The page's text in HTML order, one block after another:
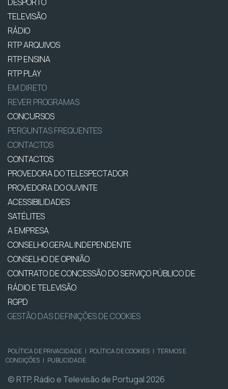
TELEVISÃO
RÁDIO
RTP ARQUIVOS
RTP ENSINA
RTP PLAY
EM DIRETO
REVER PROGRAMAS
CONCURSOS
PERGUNTAS FREQUENTES
CONTACTOS
CONTACTOS
PROVEDORA DO TELESPECTADOR
PROVEDORA DO OUVINTE
ACESSIBILIDADES
SATÉLITES
A EMPRESA
CONSELHO GERAL INDEPENDENTE
CONSELHO DE OPINIÃO
CONTRATO DE CONCESSÃO DO SERVIÇO PÚBLICO DE
RÁDIO E TELEVISÃO
RGPD
GESTÃO DAS DEFINIÇÕES DE COOKIES
POLÍTICA DE PRIVACIDADE | POLÍTICA DE COOKIES | TERMOS E
CONDIÇÕES | PUBLICIDADE
© RTP, Rádio e Televisão de Portugal 2026